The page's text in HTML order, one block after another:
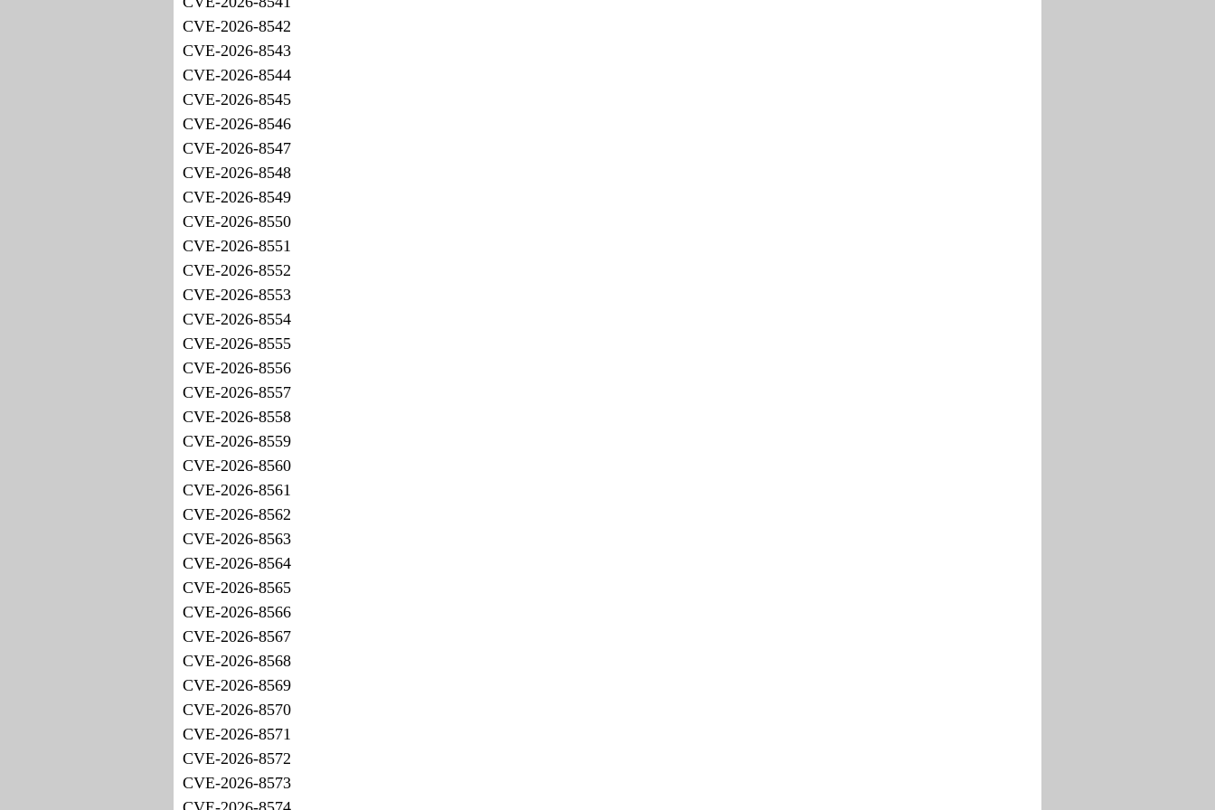
CVE-2026-8542
CVE-2026-8543
CVE-2026-8544
CVE-2026-8545
CVE-2026-8546
CVE-2026-8547
CVE-2026-8548
CVE-2026-8549
CVE-2026-8550
CVE-2026-8551
CVE-2026-8552
CVE-2026-8553
CVE-2026-8554
CVE-2026-8555
CVE-2026-8556
CVE-2026-8557
CVE-2026-8558
CVE-2026-8559
CVE-2026-8560
CVE-2026-8561
CVE-2026-8562
CVE-2026-8563
CVE-2026-8564
CVE-2026-8565
CVE-2026-8566
CVE-2026-8567
CVE-2026-8568
CVE-2026-8569
CVE-2026-8570
CVE-2026-8571
CVE-2026-8572
CVE-2026-8573